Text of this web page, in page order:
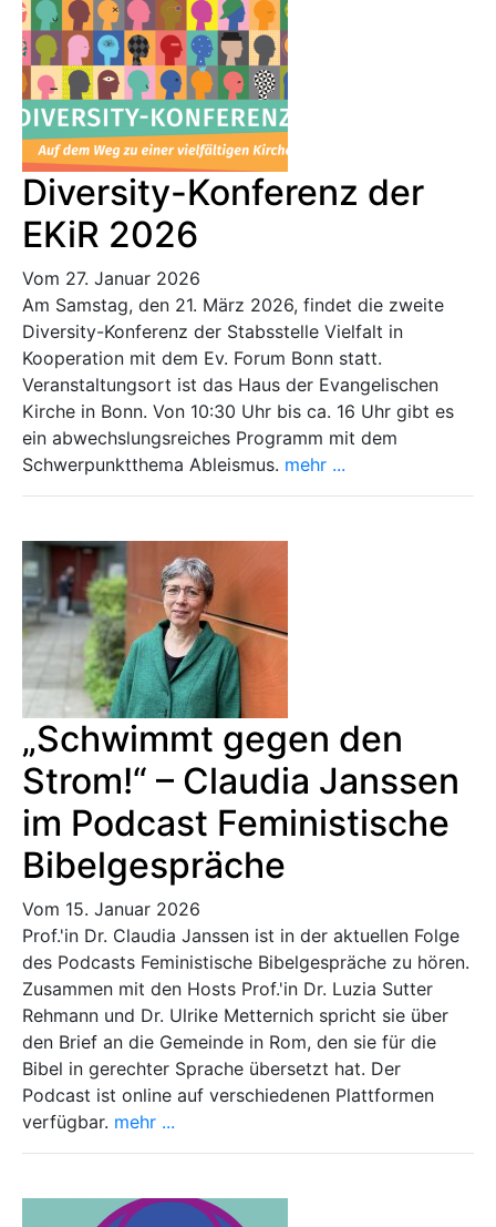
Diversity-Konferenz der
EKiR 2026
Vom 27. Januar 2026
Am Samstag, den 21. März 2026, findet die zweite
Diversity-Konferenz der Stabsstelle Vielfalt in
Kooperation mit dem Ev. Forum Bonn statt.
Veranstaltungsort ist das Haus der Evangelischen
Kirche in Bonn. Von 10:30 Uhr bis ca. 16 Uhr gibt es
ein abwechslungsreiches Programm mit dem
Schwerpunktthema Ableismus. mehr ...
„Schwimmt gegen den
Strom!“ – Claudia Janssen
im Podcast Feministische
Bibelgespräche
Vom 15. Januar 2026
Prof.'in Dr. Claudia Janssen ist in der aktuellen Folge
des Podcasts Feministische Bibelgespräche zu hören.
Zusammen mit den Hosts Prof.'in Dr. Luzia Sutter
Rehmann und Dr. Ulrike Metternich spricht sie über
den Brief an die Gemeinde in Rom, den sie für die
Bibel in gerechter Sprache übersetzt hat. Der
Podcast ist online auf verschiedenen Plattformen
verfügbar. mehr ...